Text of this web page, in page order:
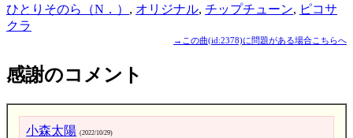
ひとりそのら（N．） , オリジナル, チップチューン, ピコサ
クラ
→この曲(id:2378)に問題がある場合こちらへ
感謝のコメント
小森太陽 (2022/10/29)